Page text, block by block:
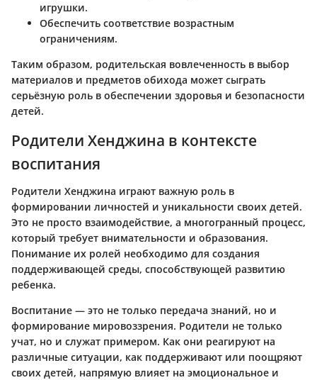
игрушки.
Обеспечить соответствие возрастным
ограничениям.
Таким образом, родительская вовлеченность в выбор
материалов и предметов обихода может сыграть
серьёзную роль в обеспечении здоровья и безопасности
детей.
Родители Хенджина в контексте
воспитания
Родители Хенджина играют важную роль в
формировании личностей и уникальности своих детей.
Это не просто взаимодействие, а многогранный процесс,
который требует внимательности и образования.
Понимание их ролей необходимо для создания
поддерживающей среды, способствующей развитию
ребенка.
Воспитание — это не только передача знаний, но и
формирование мировоззрения. Родители не только
учат, но и служат примером. Как они реагируют на
различные ситуации, как поддерживают или поощряют
своих детей, напрямую влияет на эмоциональное и